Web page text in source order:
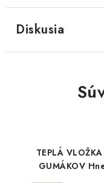
Diskusia
TEPLÁ
GUMÁKOV